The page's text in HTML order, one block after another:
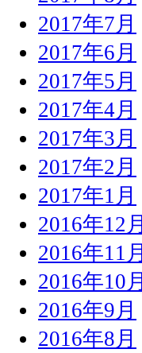
2017年7月
2017年6月
2017年5月
2017年4月
2017年3月
2017年2月
2017年1月
2016年12月
2016年11月
2016年10月
2016年9月
2016年8月